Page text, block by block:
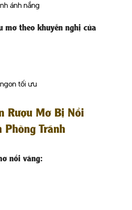
ánh nắng
mơ theo khuyến nghị của
tối ưu
Rượu Mơ Bị Nổi
Phòng Tránh
nổi váng: